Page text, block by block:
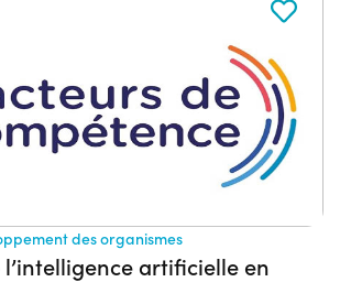
des organismes
l’intelligence artificielle en